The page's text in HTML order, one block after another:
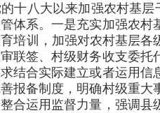
十八大以来加强农村基
体系。一是充实加强农
培训，加强对农村基层各
联签、村级财务收支委
结合实际建立或者运用
报备制度，明确村级重
合运用监督力量，强调